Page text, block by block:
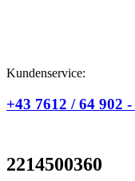
Kundenservice:
+43 7612 / 64 902 -
2214500360